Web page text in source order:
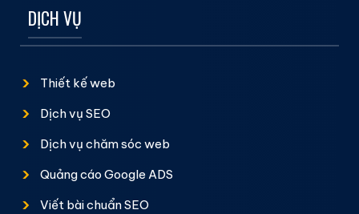
DỊCH VỤ
Thiết kế web
Dịch vụ SEO
Dịch vụ chăm sóc web
Quảng cáo Google ADS
Viết bài chuẩn SEO